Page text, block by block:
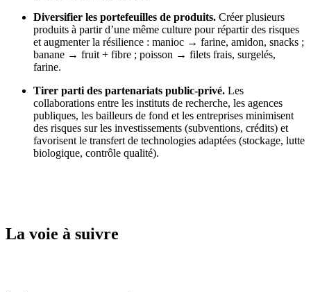
Diversifier les portefeuilles de produits. Créer plusieurs
produits à partir d’une même culture pour répartir des risques
et augmenter la résilience : manioc → farine, amidon, snacks ;
banane → fruit + fibre ; poisson → filets frais, surgelés,
farine.
Tirer parti des partenariats public-privé. Les
collaborations entre les instituts de recherche, les agences
publiques, les bailleurs de fond et les entreprises minimisent
des risques sur les investissements (subventions, crédits) et
favorisent le transfert de technologies adaptées (stockage, lutte
biologique, contrôle qualité).
La voie à suivre